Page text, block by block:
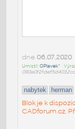
dne 06.07.2020
Umístil:OPlavek^ •
nabytek herman
Blok je k
CADforum.cz.